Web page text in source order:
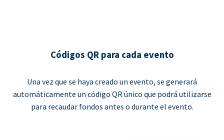
Códigos QR para cada evento
Una vez que se haya creado un evento, se generará
automáticamente un código QR único que podrá utilizarse
para recaudar fondos antes o durante el evento.